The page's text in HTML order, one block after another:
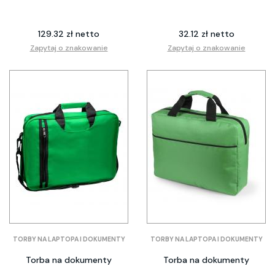
129.32 zł netto
Zapytaj o znakowanie
32.12 zł netto
Zapytaj o znakowanie
TORBY NA LAPTOPA I DOKUMENTY
Torba na dokumenty
TORBY NA LAPTOPA I DOKUMENTY
Torba na dokumenty